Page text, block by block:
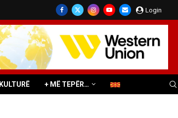
Login
KULTURË + MË TEPËR…